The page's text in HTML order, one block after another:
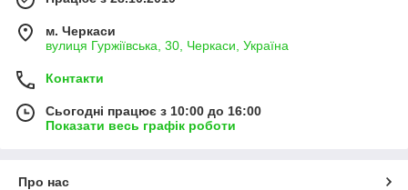
м. Черкаси
вулиця Гуржіївська, 30, Черкаси, Україна
Контакти
Сьогодні працює з 10:00 до 16:00
Показати весь графік роботи
Про нас